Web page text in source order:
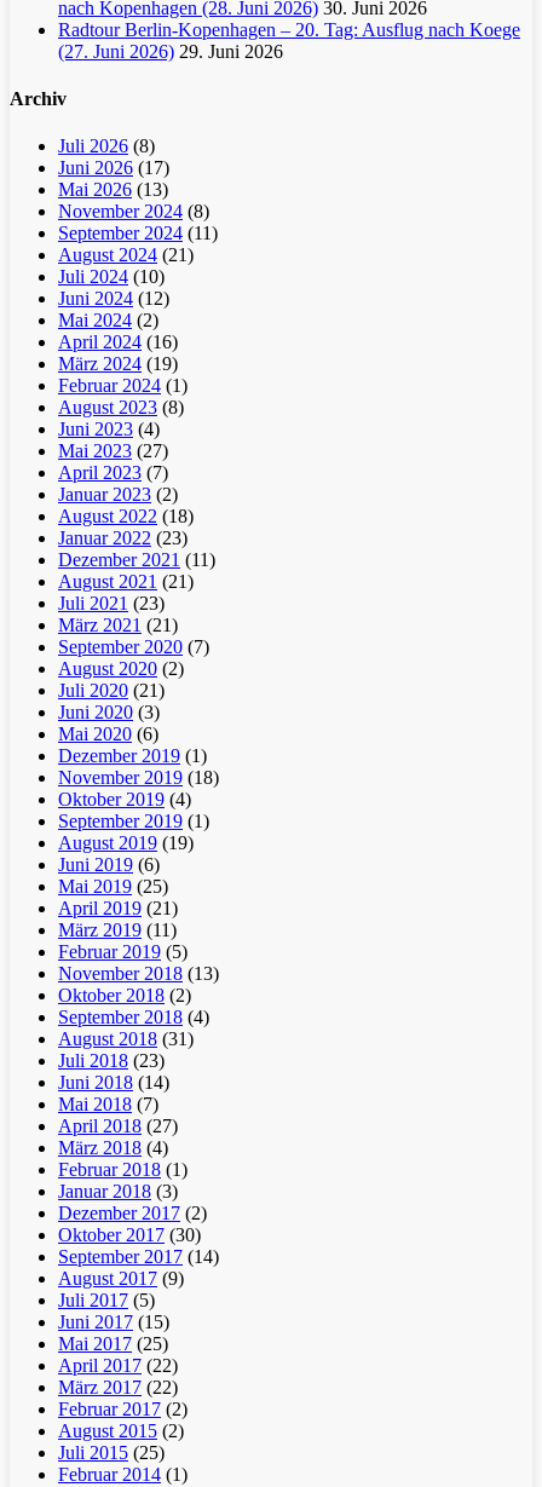
nach Kopenhagen (28. Juni 2026) 30. Juni 2026
Radtour Berlin-Kopenhagen – 20. Tag: Ausflug nach Koege
(27. Juni 2026) 29. Juni 2026
Archiv
Juli 2026 (8)
Juni 2026 (17)
Mai 2026 (13)
November 2024 (8)
September 2024 (11)
August 2024 (21)
Juli 2024 (10)
Juni 2024 (12)
Mai 2024 (2)
April 2024 (16)
März 2024 (19)
Februar 2024 (1)
August 2023 (8)
Juni 2023 (4)
Mai 2023 (27)
April 2023 (7)
Januar 2023 (2)
August 2022 (18)
Januar 2022 (23)
Dezember 2021 (11)
August 2021 (21)
Juli 2021 (23)
März 2021 (21)
September 2020 (7)
August 2020 (2)
Juli 2020 (21)
Juni 2020 (3)
Mai 2020 (6)
Dezember 2019 (1)
November 2019 (18)
Oktober 2019 (4)
September 2019 (1)
August 2019 (19)
Juni 2019 (6)
Mai 2019 (25)
April 2019 (21)
März 2019 (11)
Februar 2019 (5)
November 2018 (13)
Oktober 2018 (2)
September 2018 (4)
August 2018 (31)
Juli 2018 (23)
Juni 2018 (14)
Mai 2018 (7)
April 2018 (27)
März 2018 (4)
Februar 2018 (1)
Januar 2018 (3)
Dezember 2017 (2)
Oktober 2017 (30)
September 2017 (14)
August 2017 (9)
Juli 2017 (5)
Juni 2017 (15)
Mai 2017 (25)
April 2017 (22)
März 2017 (22)
Februar 2017 (2)
August 2015 (2)
Juli 2015 (25)
Februar 2014 (1)